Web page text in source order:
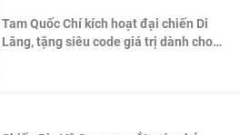
Tam Quốc Chí kích hoạt đại chiến Di
Lăng, tặng siêu code giá trị dành cho